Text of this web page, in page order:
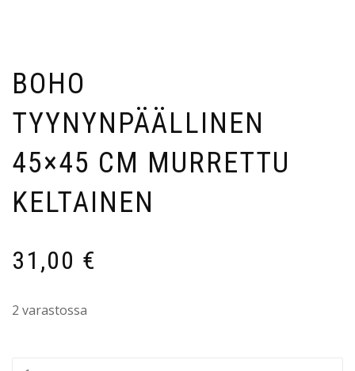
BOHO
TYYNYNPÄÄLLINEN
45×45 CM MURRETTU
KELTAINEN
31,00 €
2 varastossa